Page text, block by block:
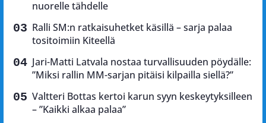
nuorelle tähdelle
Ralli SM:n ratkaisuhetket käsillä – sarja palaa
tositoimiin Kiteellä
Jari-Matti Latvala nostaa turvallisuuden pöydälle:
”Miksi rallin MM-sarjan pitäisi kilpailla siellä?”
Valtteri Bottas kertoi karun syyn keskeytyksilleen
– ”Kaikki alkaa palaa”